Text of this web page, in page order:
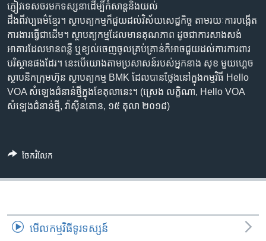
រចនា
សម្ព័ន្ធ​
រំលង​
និង​
ចូល​
ទៅ​
កាន់​
ទំព័រ​
Khmer English
បណ្តាញ​សង្គម
ភាសា
ភ្ញៀវ​ទេសចរ​មក​ទស្សនា​ដើម្បី​កំសាន្ត​និង​យល់​
ដឹង​ពី​វប្បធម៌​ខ្មែរ។ ស្ថាបត្យកម្ម​ក៏​ជួយ​ដល់​វិស័យ​សេដ្ឋកិច្ច​ តាម​រយៈ​ការ​បង្កើត​
ការងារ​ធ្វើ​ជា​ដើម។ ស្ថាបត្យកម្ម​ដែល​មាន​គុណភាព​ ដូចជា​ការ​សាងសង់​
អាគារ​ដែល​មាន​ពន្លឺ​ ឬ​ខ្យល់​ចេញ​ចូល​គ្រប់គ្រាន់​ក៏​អាច​ជួយ​ដល់​ការ​ការពារ​
បរិស្ថាន​ផង​ដែរ។ នេះ​បើ​យោង​តាម​ប្រសាសន៍​របស់​អ្នក​នាង សុខ មួយហ្គេច
ស្ថាបនិក​ក្រុមហ៊ុន ស្ថាបត្យកម្ម​ BMK ដែល​បាន​ថ្លែង​នៅ​ក្នុង​កម្មវិធី Hello
VOA សំឡេង​ជំនាន់​ថ្មី​ក្នុង​ខែ​តុលា​នេះ។ (ស្រេង លក្ខិណា, Hello VOA
សំឡេង​ជំនាន់​ថ្មី, វ៉ាស៊ីនតោន, ១៥ ​តុលា ២០១៨)
ចែករំលែក
មើល​កម្មវិធី​ទូរទស្សន៍